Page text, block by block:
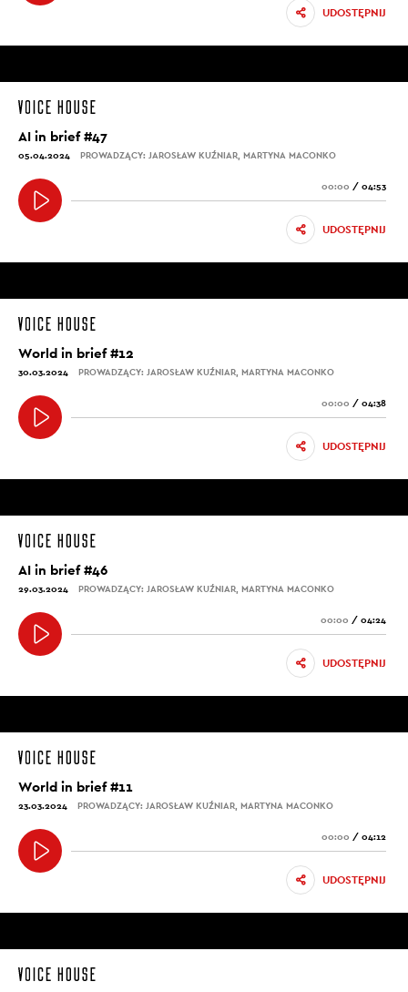
UDOSTĘPNIJ
AI in brief #47
05.04.2024 PROWADZĄCY: JAROSŁAW KUŹNIAR, MARTYNA MACONKO
00:00 / 04:53
UDOSTĘPNIJ
World in brief #12
30.03.2024 PROWADZĄCY: JAROSŁAW KUŹNIAR, MARTYNA MACONKO
00:00 / 04:38
UDOSTĘPNIJ
AI in brief #46
29.03.2024 PROWADZĄCY: JAROSŁAW KUŹNIAR, MARTYNA MACONKO
00:00 / 04:24
UDOSTĘPNIJ
World in brief #11
23.03.2024 PROWADZĄCY: JAROSŁAW KUŹNIAR, MARTYNA MACONKO
00:00 / 04:12
UDOSTĘPNIJ